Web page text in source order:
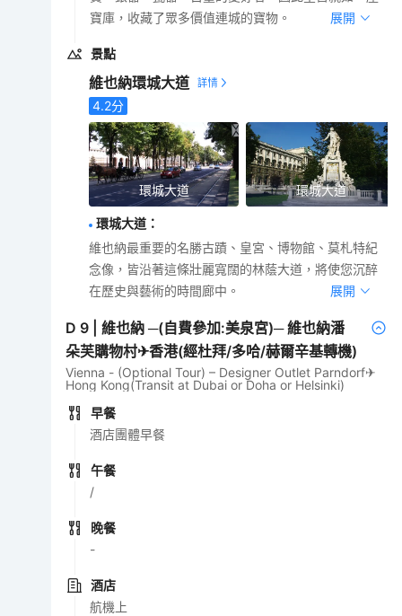
寶庫，收藏了眾多價值連城的寶物。
展開
景點
維也納環城大道
4.2分
環城大道 環城大道
環城大道 ：
維也納最重要的名勝古蹟、皇宮、博物館、莫札特紀
念像，皆沿著這條壯麗寬闊的林蔭大道，將使您沉醉
在歷史與藝術的時間廊中。
展開
D 9 |維也納 ─(自費參加:美泉宮)─ 維也納潘
朵芙購物村✈香港(經杜拜/多哈/赫爾辛基轉機)
Vienna - (Optional Tour) – Designer Outlet Parndorf✈
Hong Kong(Transit at Dubai or Doha or Helsinki)
早餐
酒店團體早餐
午餐
/
晚餐
-
酒店
航機上